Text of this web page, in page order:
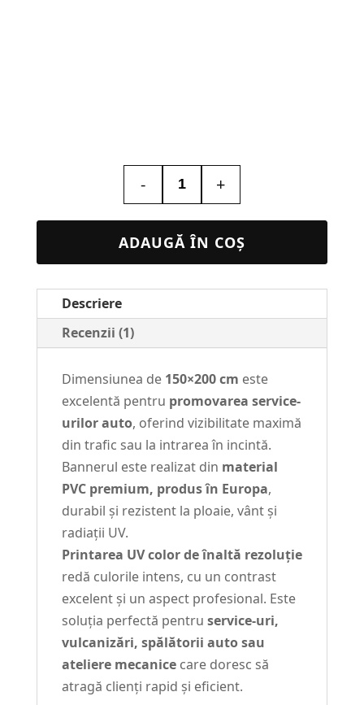
-
Cantitate
150×200
Service
+
ADAUGĂ ÎN COȘ
Descriere
Recenzii (1)
Dimensiunea de 150×200 cm este
excelentă pentru promovarea service-
urilor auto, oferind vizibilitate maximă
din trafic sau la intrarea în incintă.
Bannerul este realizat din material
PVC premium, produs în Europa,
durabil și rezistent la ploaie, vânt și
radiații UV.
Printarea UV color de înaltă rezoluție
redă culorile intens, cu un contrast
excelent și un aspect profesional. Este
soluția perfectă pentru service-uri,
vulcanizări, spălătorii auto sau
ateliere mecanicecare doresc să
atragă clienți rapid și eficient.